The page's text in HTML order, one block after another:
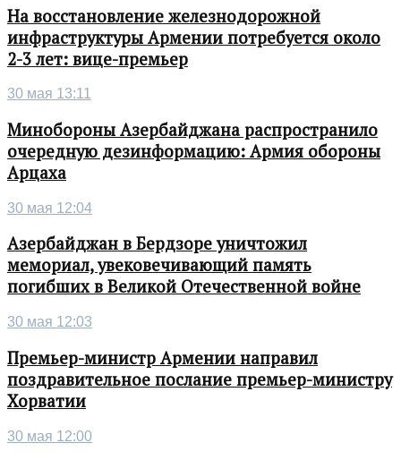
На восстановление железнодорожной
инфраструктуры Армении потребуется около
2-3 лет: вице-премьер
30 мая 13:11
Минобороны Азербайджана распространило
очередную дезинформацию: Армия обороны
Арцаха
30 мая 12:04
Азербайджан в Бердзоре уничтожил
мемориал, увековечивающий память
погибших в Великой Отечественной войне
30 мая 12:03
Премьер-министр Армении направил
поздравительное послание премьер-министру
Хорватии
30 мая 12:00